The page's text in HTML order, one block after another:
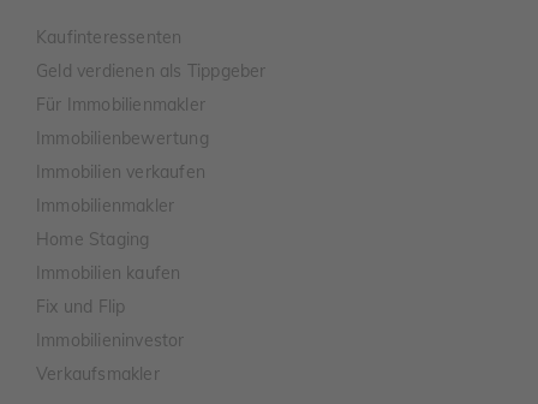
Kaufinteressenten
Geld verdienen als Tippgeber
Für Immobilienmakler
Immobilienbewertung
Immobilien verkaufen
Immobilienmakler
Home Staging
Immobilien kaufen
Fix und Flip
Immobilieninvestor
Verkaufsmakler